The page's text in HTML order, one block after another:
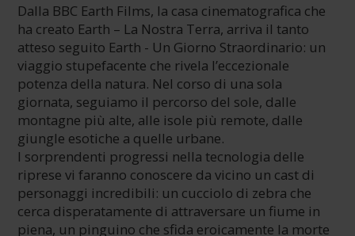
Dalla BBC Earth Films, la casa cinematografica che
ha creato Earth – La Nostra Terra, arriva il tanto
atteso seguito Earth - Un Giorno Straordinario: un
viaggio stupefacente che rivela l’eccezionale
potenza della natura. Nel corso di una sola
giornata, seguiamo il percorso del sole, dalle
montagne più alte, alle isole più remote, dalle
giungle esotiche a quelle urbane.
I sorprendenti progressi nella tecnologia delle
riprese vi faranno conoscere da vicino un cast di
personaggi incredibili: un cucciolo di zebra che
cerca disperatamente di attraversare un fiume in
piena, un pinguino che sfida eroicamente la morte